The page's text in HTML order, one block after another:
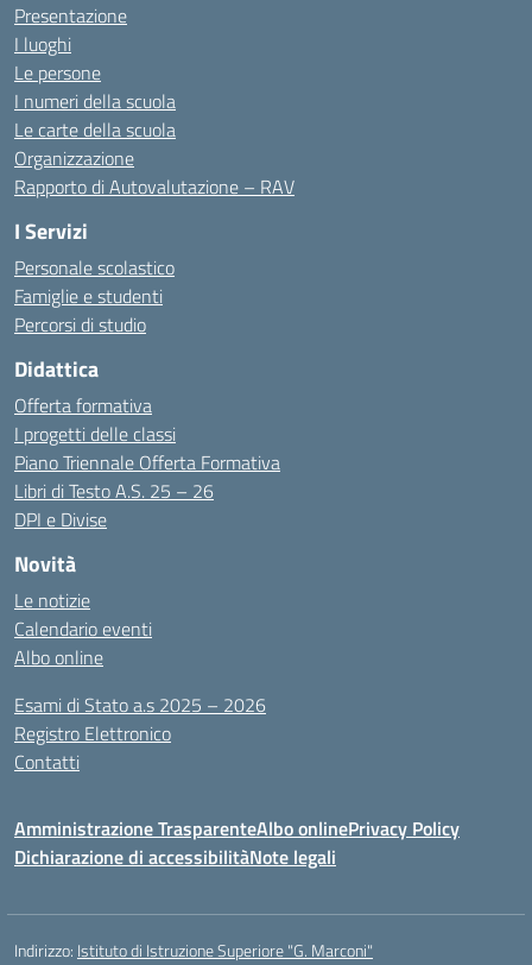
Presentazione
I luoghi
Le persone
I numeri della scuola
Le carte della scuola
Organizzazione
Rapporto di Autovalutazione – RAV
I Servizi
Personale scolastico
Famiglie e studenti
Percorsi di studio
Didattica
Offerta formativa
I progetti delle classi
Piano Triennale Offerta Formativa
Libri di Testo A.S. 25 – 26
DPI e Divise
Novità
Le notizie
Calendario eventi
Albo online
Esami di Stato a.s 2025 – 2026
Registro Elettronico
Contatti
Amministrazione TrasparenteAlbo onlinePrivacy Policy
Dichiarazione di accessibilitàNote legali
Indirizzo: Istituto di Istruzione Superiore "G. Marconi"